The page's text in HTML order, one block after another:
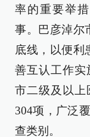
率的重要举
事。巴彦淖尔
底线，以便利
善互认工作实
市二级及以上
304项，广泛
查类别。